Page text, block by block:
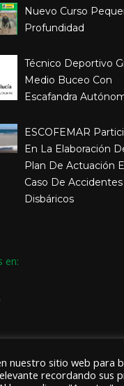
Nuevo Curso
Profundidad
Técnico Deportivo
Medio Buceo Con
Escafandra
ESCOFEMAR
En La Elaboración
Plan De Actuación
Caso De Accidentes
Disbáricos
en:
nuestro sitio web para
recordando sus